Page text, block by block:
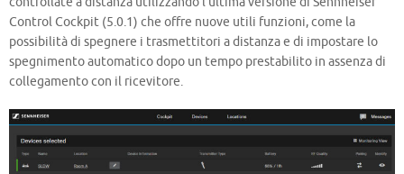
Control Cockpit (5.0.1) che offre nuove utili funzioni, come la
possibilità di spegnere i trasmettitori a distanza e di impostare lo
spegnimento automatico dopo un tempo prestabilito in assenza di
collegamento con il ricevitore.